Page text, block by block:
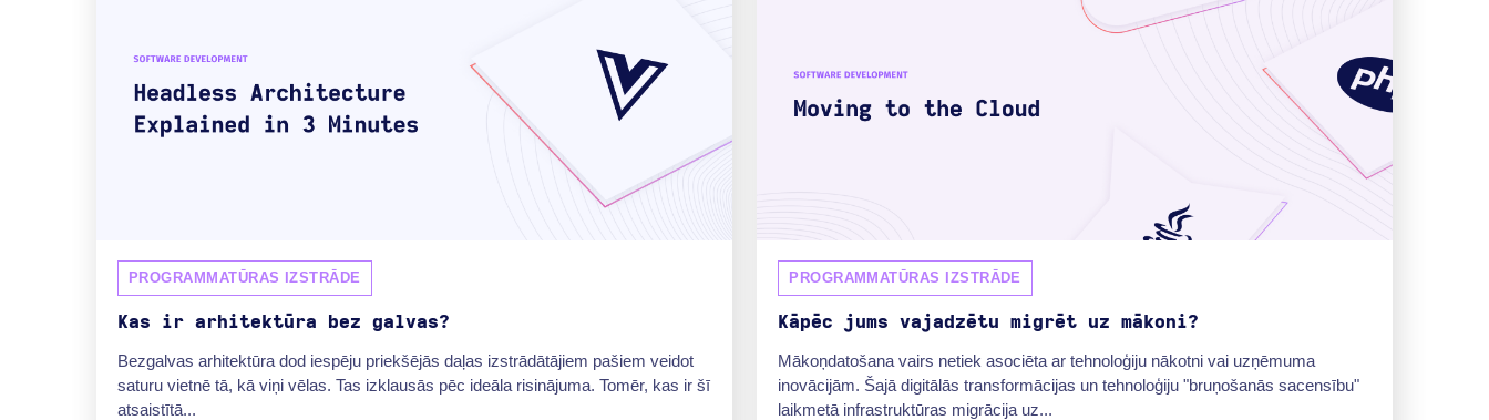
PROGRAMMATŪRAS IZSTRĀDE
Kas ir arhitektūra bez galvas?
Bezgalvas arhitektūra dod iespēju priekšējās daļas izstrādātājiem pašiem veidot
saturu vietnē tā, kā viņi vēlas. Tas izklausās pēc ideāla risinājuma. Tomēr, kas ir šī
atsaistītā...
PROGRAMMATŪRAS IZSTRĀDE
Kāpēc jums vajadzētu migrēt uz mākoni?
Mākoņdatošana vairs netiek asociēta ar tehnoloģiju nākotni vai uzņēmuma
inovācijām. Šajā digitālās transformācijas un tehnoloģiju "bruņošanās sacensību"
laikmetā infrastruktūras migrācija uz...